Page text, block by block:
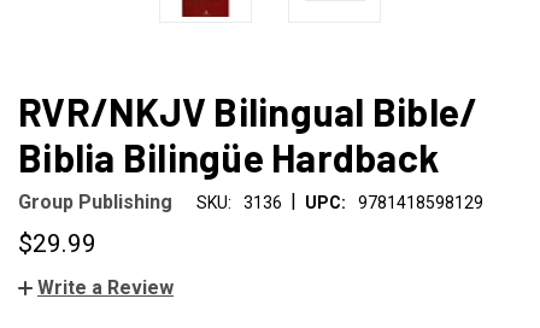
RVR/NKJV Bilingual Bible/
Biblia Bilingüe Hardback
Group Publishing SKU: 3136 | UPC: 9781418598129
$29.99
Write a Review